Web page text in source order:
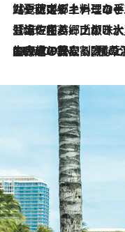
2026.7.24
【夏限定ディナーコース】旬を迎える稚鮎や花ズッキーニなどをイタリ
2026.7.17
「土佐和ハーブかき氷」がOMO7高知に登場！生姜、山椒、大葉など目にも舌にも涼を呼ぶ郷土の味
2026.7.10
NEW OPEN！【界 草津】名湯の地に誕生。趣の異なる2種の温泉と上州ならではの会席・蕎麦割烹など美食を味わう究極の癒やし旅